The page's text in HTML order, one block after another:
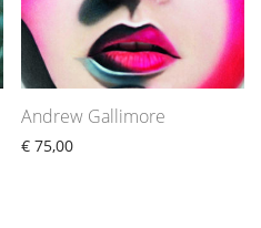
Andrew Gallimore
€ 75,00